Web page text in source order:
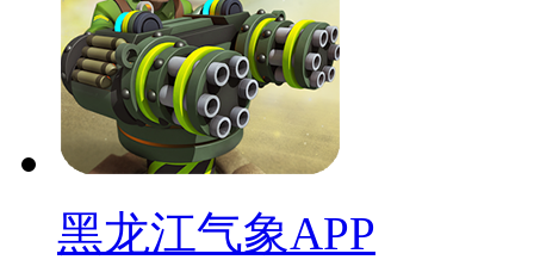
黑龙江气象APP